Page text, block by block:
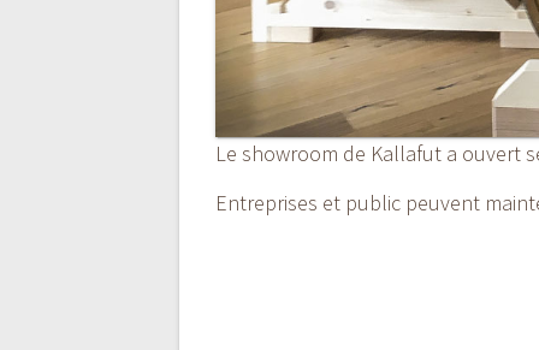
Le showroom de Kallafut a ouvert
Entreprises et public peuvent